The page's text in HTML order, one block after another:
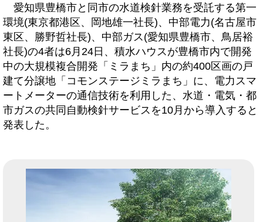
愛知県豊橋市と同市の水道検針業務を受託する第一
環境(東京都港区、岡地雄一社長)、中部電力(名古屋市
東区、勝野哲社長)、中部ガス(愛知県豊橋市、鳥居裕
社長)の4者は6月24日、積水ハウスが豊橋市内で開発
中の大規模複合開発「ミラまち」内の約400区画の戸
建て分譲地「コモンステージミラまち」に、電力スマ
ートメーターの通信技術を利用した、水道・電気・都
市ガスの共同自動検針サービスを10月から導入すると
発表した。